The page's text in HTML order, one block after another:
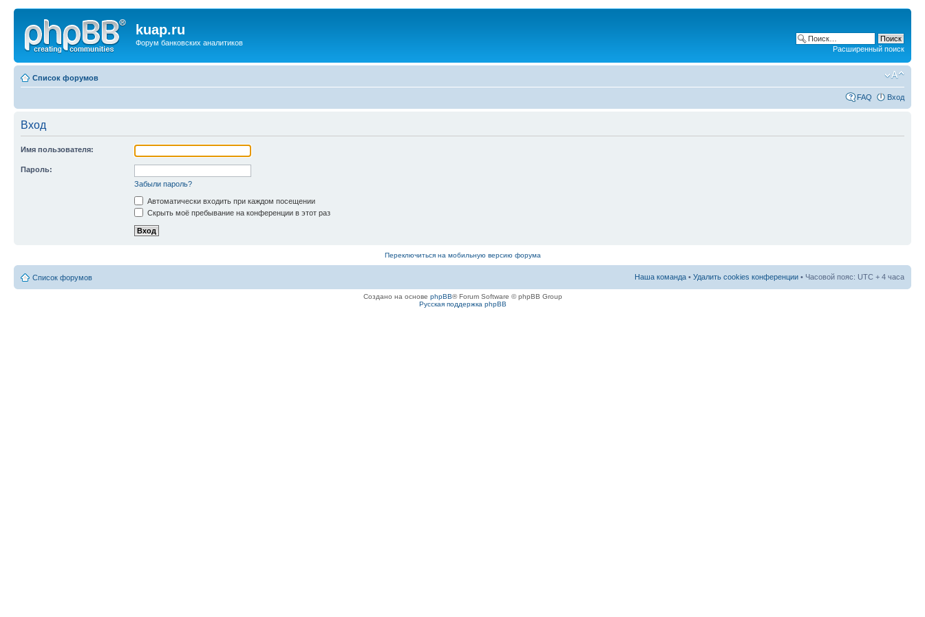
kuap.ru
Форум банковских аналитиков
Расширенный поиск
Список форумов
FAQ Вход
Вход
Имя пользователя:
Пароль:
Забыли пароль?
Автоматически входить при каждом посещении
Скрыть моё пребывание на конференции в этот раз
Переключиться на мобильную версию форума
Список форумов Наша команда • Удалить cookies конференции • Часовой пояс: UTC + 4 часа
Создано на основе phpBB® Forum Software © phpBB Group
Русская поддержка phpBB